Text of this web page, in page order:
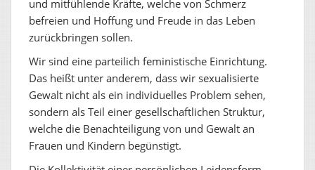
und mitfühlende Kräfte, welche von Schmerz
befreien und Hoffung und Freude in das Leben
zurückbringen sollen.
Wir sind eine parteilich feministische Einrichtung.
Das heißt unter anderem, dass wir sexualisierte
Gewalt nicht als ein individuelles Problem sehen,
sondern als Teil einer gesellschaftlichen Struktur,
welche die Benachteiligung von und Gewalt an
Frauen und Kindern begünstigt.